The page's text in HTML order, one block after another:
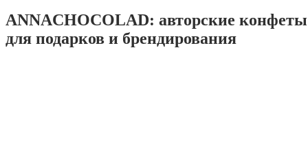
ANNACHOCOLAD: авторские
для подарков и брендирования